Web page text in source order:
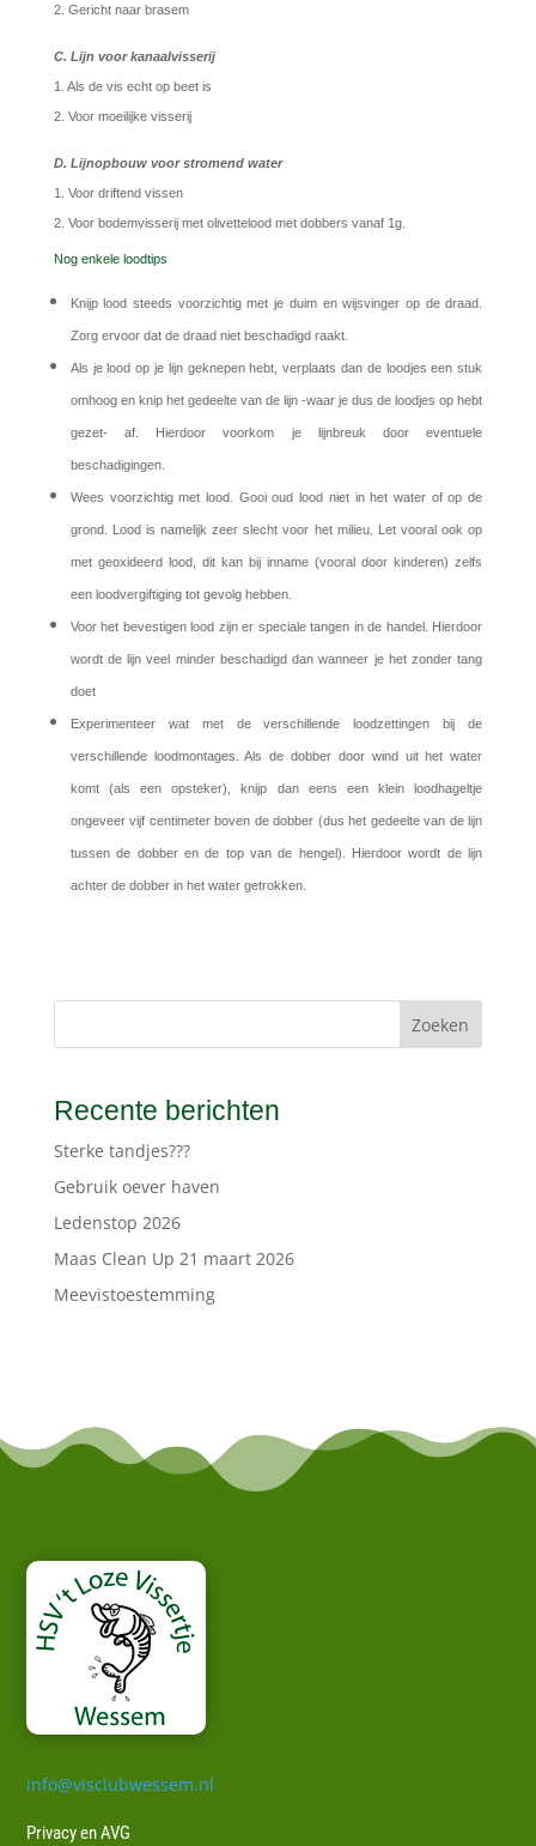
2. Gericht naar brasem
C. Lijn voor kanaalvisserij
1. Als de vis echt op beet is
2. Voor moeilijke visserij
D. Lijnopbouw voor stromend water
1. Voor driftend vissen
2. Voor bodemvisserij met olivettelood met dobbers vanaf 1g.
Nog enkele loodtips
Knijp lood steeds voorzichtig met je duim en wijsvinger op de draad.
Zorg ervoor dat de draad niet beschadigd raakt.
Als je lood op je lijn geknepen hebt, verplaats dan de loodjes een stuk
omhoog en knip het gedeelte van de lijn -waar je dus de loodjes op hebt
gezet- af. Hierdoor voorkom je lijnbreuk door eventuele
beschadigingen.
Wees voorzichtig met lood. Gooi oud lood niet in het water of op de
grond. Lood is namelijk zeer slecht voor het milieu. Let vooral ook op
met geoxideerd lood, dit kan bij inname (vooral door kinderen) zelfs
een loodvergiftiging tot gevolg hebben.
Voor het bevestigen lood zijn er speciale tangen in de handel. Hierdoor
wordt de lijn veel minder beschadigd dan wanneer je het zonder tang
doet
Experimenteer wat met de verschillende loodzettingen bij de
verschillende loodmontages. Als de dobber door wind uit het water
komt (als een opsteker), knijp dan eens een klein loodhageltje
ongeveer vijf centimeter boven de dobber (dus het gedeelte van de lijn
tussen de dobber en de top van de hengel). Hierdoor wordt de lijn
achter de dobber in het water getrokken.
Zoeken
Recente berichten
Sterke tandjes???
Gebruik oever haven
Ledenstop 2026
Maas Clean Up 21 maart 2026
Meevistoestemming
info@visclubwessem.nl
Privacy en AVG